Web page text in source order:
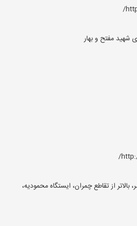
مفتح و بهار
از تقاطع چمران، ایستگاه محمودیه،